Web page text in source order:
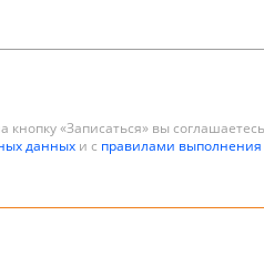
кнопку «Записаться» вы
данных и с правилами выполнения